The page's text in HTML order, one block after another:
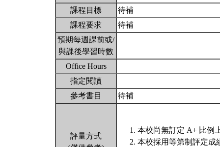
課程目標
待補
課程要求
待補
預期每週課前或/
與課後學習時數
Office Hours
指定閱讀
參考書目
待補
評量方式
本校尚無訂定 A+ 比例
本校採用等第制評定成